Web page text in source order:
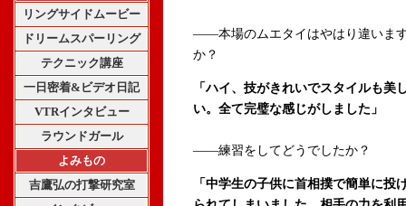
リングサイドムービー
ドリームスパーリング
テクニック講座
一日密着&ビデオ日記
VTRインタビュー
ラウンドガール
よみもの
吉鷹弘の打撃研究室
――本場のムエタイはやはり違いま
か？
「ハイ、技がきれいでスタイルも美
い。全て完璧な感じがしました」
――練習をしてどうでしたか？
「中学生の子供に首相撲で簡単に投